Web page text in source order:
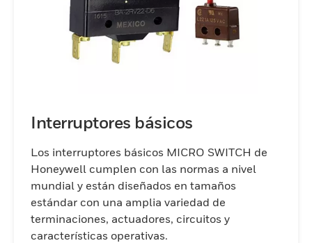
Interruptores básicos
Los interruptores básicos MICRO SWITCH de
Honeywell cumplen con las normas a nivel
mundial y están diseñados en tamaños
estándar con una amplia variedad de
terminaciones, actuadores, circuitos y
características operativas.